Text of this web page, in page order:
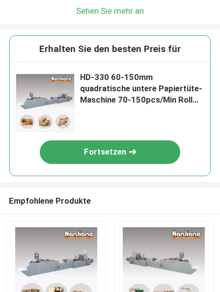
Sehen Sie mehr an
Erhalten Sie den besten Preis für
HD-330 60-150mm
quadratische untere Papiertüte-
Maschine 70-150pcs/Min Roll
Fortsetzen
Empfohlene Produkte